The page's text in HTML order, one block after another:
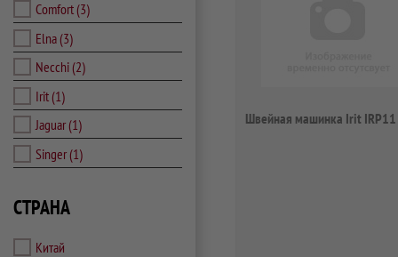
Comfort(3)
Elna(3)
Necchi(2)
Irit(1)
Jaguar(1)
Singer(1)
СТРАНА
Китай
Швейная машинка Irit IRP11